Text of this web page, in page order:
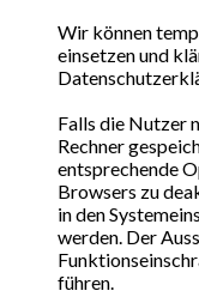
Wir können
einsetzen und
Falls die Nutzer
Rechner
entsprechende
Browsers zu
in den
werden. Der
führen.